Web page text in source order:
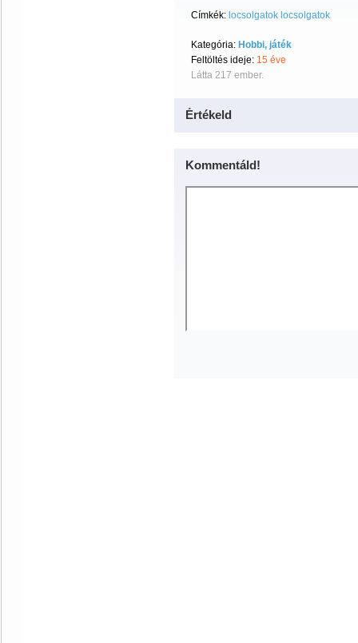
Címkék: locsolgatok locsolgatok
Kategória: Hobbi, játék
Feltöltés ideje: 15 éve
Látta 217 ember.
Értékeld
Kommentáld!